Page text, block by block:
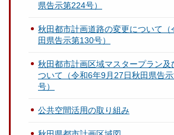
県告示第224号）
秋田都市計画道路の変更について（
田県告示第130号）
秋田都市計画区域マスタープラン及
ついて（令和6年9月27日秋田県告
号）
公共空間活用の取り組み